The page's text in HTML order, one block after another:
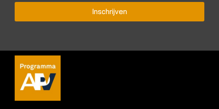
Inschrijven